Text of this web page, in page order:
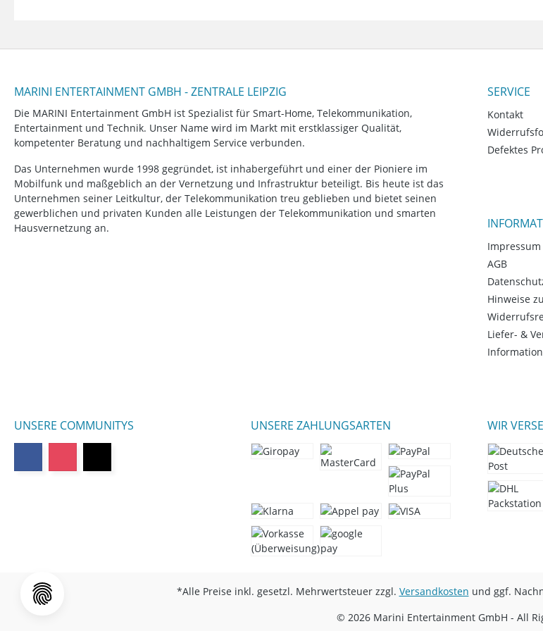
MARINI ENTERTAINMENT GMBH - ZENTRALE LEIPZIG
Die MARINI Entertainment GmbH ist Spezialist für Smart-Home, Telekommunikation,
Entertainment und Technik. Unser Name wird im Markt mit erstklassiger Qualität,
kompetenter Beratung und nachhaltigem Service verbunden.
Das Unternehmen wurde 1998 gegründet, ist inhabergeführt und einer der Pioniere im
Mobilfunk und maßgeblich an der Vernetzung und Infrastruktur beteiligt. Bis heute ist das
Unternehmen seiner Leitkultur, der Telekommunikation treu geblieben und bietet seinen
gewerblichen und privaten Kunden alle Leistungen der Telekommunikation und smarten
Hausvernetzung an.
SERVICE
Kontakt
Defektes
Impressum
AGB
Hinweise
Liefer- &
UNSERE COMMUNITYS UNSERE ZAHLUNGSARTEN WIR
*Alle Preise inkl. gesetzl. Mehrwertsteuer zzgl. Versandkosten und ggf.
© 2026 Marini Entertainment GmbH - All